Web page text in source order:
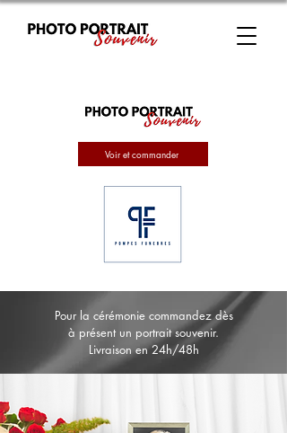
Voir et commander
Pour la cérémonie commandez dès
à présent un portrait souvenir.
Livraison en 24h/48h